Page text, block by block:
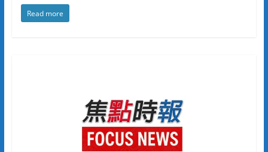
Read more